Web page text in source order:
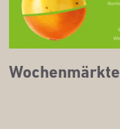
Wochen­märk­te